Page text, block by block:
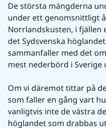
De största mängderna
under ett genomsnittligt
Norrlandskusten, i fjällen
det Sydsvenska
sammanfaller med det
mest nederbörd i Sverige
Om vi däremot tittar på
som faller en gång vart
vanligtvis inte de västra
höglandet som drabbas